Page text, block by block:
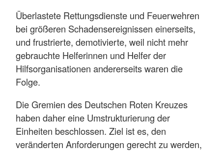
Überlastete Rettungsdienste und Feuerwehren
bei größeren Schadensereignissen einerseits,
und frustrierte, demotivierte, weil nicht mehr
gebrauchte Helferinnen und Helfer der
Hilfsorganisationen andererseits waren die
Folge.
Die Gremien des Deutschen Roten Kreuzes
haben daher eine Umstrukturierung der
Einheiten beschlossen. Ziel ist es, den
veränderten Anforderungen gerecht zu werden,